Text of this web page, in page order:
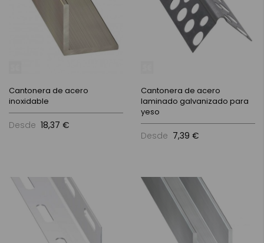
Cantonera de acero
inoxidable
Desde 18,37 €
Cantonera de acero
laminado galvanizado para
yeso
Desde 7,39 €